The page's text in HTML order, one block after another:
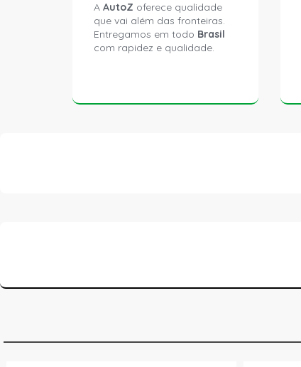
A AutoZ oferece qualidade
que vai além das fronteiras.
Entregamos em todo Brasil
com rapidez e qualidade.